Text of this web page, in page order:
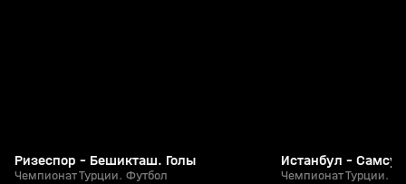
Ризеспор - Бешикташ. Голы
Чемпионат Турции. Футбол
Истанбул -
Чемпионат Турции.